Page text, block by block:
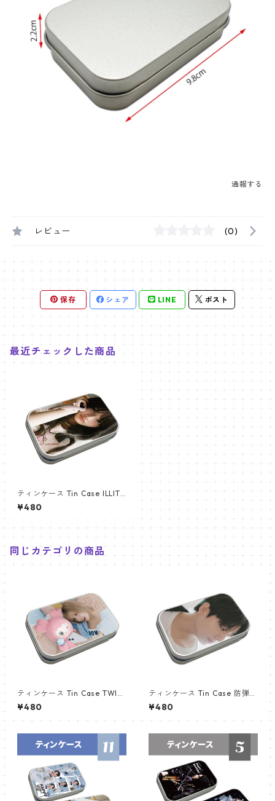
通報する
レビュー (0)
保存 シェア LINE ポスト
最近チェックした商品
ティンケース Tin Case ILLIT
アイリット IROHA (IROHA-0
3)
¥480
同じカテゴリの商品
ティンケース Tin Case TWIC
E トゥワイス MOMO (MOMO
-02)
¥480
ティンケース Tin Case 防弾少
年団 JUNGKOOK (JK-12)
¥480